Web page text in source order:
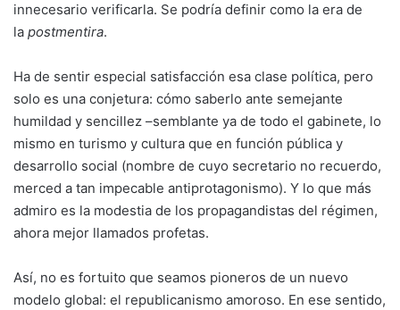
innecesario verificarla. Se podría definir como la era de
la postmentira.
Ha de sentir especial satisfacción esa clase política, pero
solo es una conjetura: cómo saberlo ante semejante
humildad y sencillez –semblante ya de todo el gabinete, lo
mismo en turismo y cultura que en función pública y
desarrollo social (nombre de cuyo secretario no recuerdo,
merced a tan impecable antiprotagonismo). Y lo que más
admiro es la modestia de los propagandistas del régimen,
ahora mejor llamados profetas.
Así, no es fortuito que seamos pioneros de un nuevo
modelo global: el republicanismo amoroso. En ese sentido,